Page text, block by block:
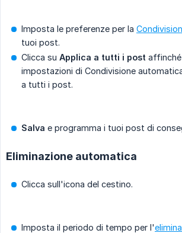
Imposta le preferenze per la
tuoi post.
Clicca su Applica a tutti i post
impostazioni di Condivisione
a tutti i post.
Salva e programma i tuoi post di
Eliminazione automatica
Clicca sull'icona del cestino.
Imposta il periodo di tempo per l'